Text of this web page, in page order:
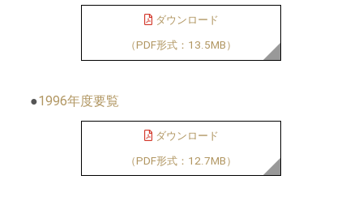
ダウンロード
（PDF形式：13.5MB）
●1996年度要覧
ダウンロード
（PDF形式：12.7MB）